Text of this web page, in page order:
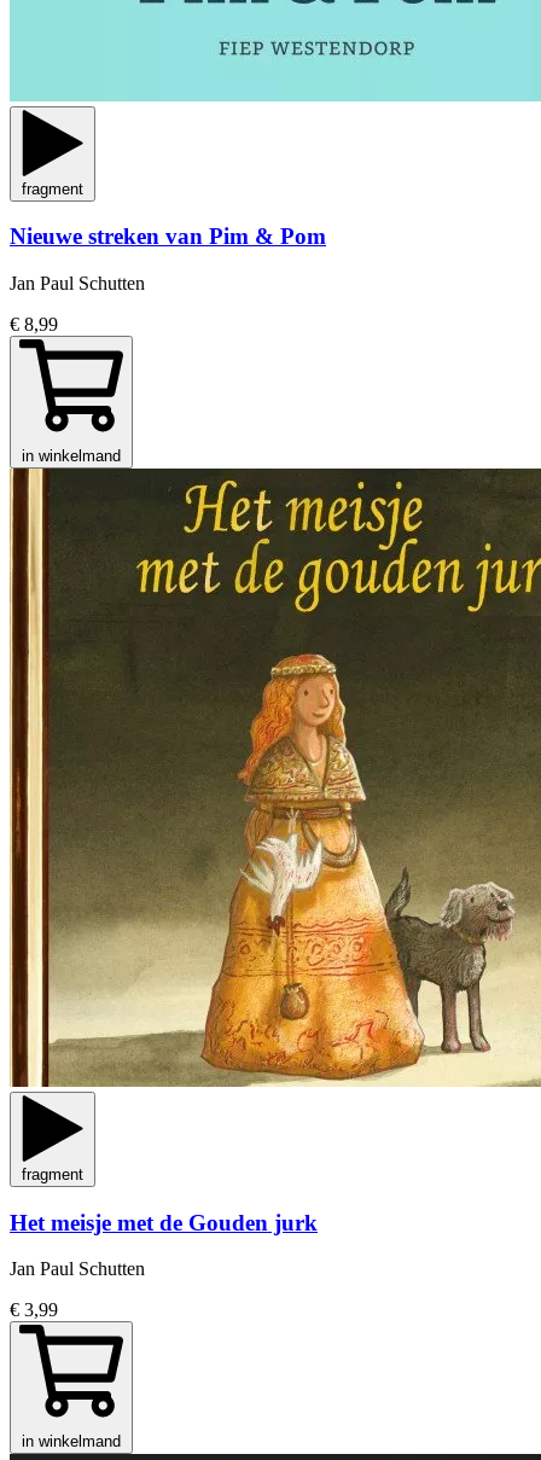
fragment
Nieuwe streken van Pim & Pom
Jan Paul Schutten
€ 8,99
in winkelmand
fragment
Het meisje met de Gouden jurk
Jan Paul Schutten
€ 3,99
in winkelmand